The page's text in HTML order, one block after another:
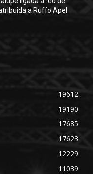
a Ruffo Apel
19612
19190
17685
17623
12229
11039